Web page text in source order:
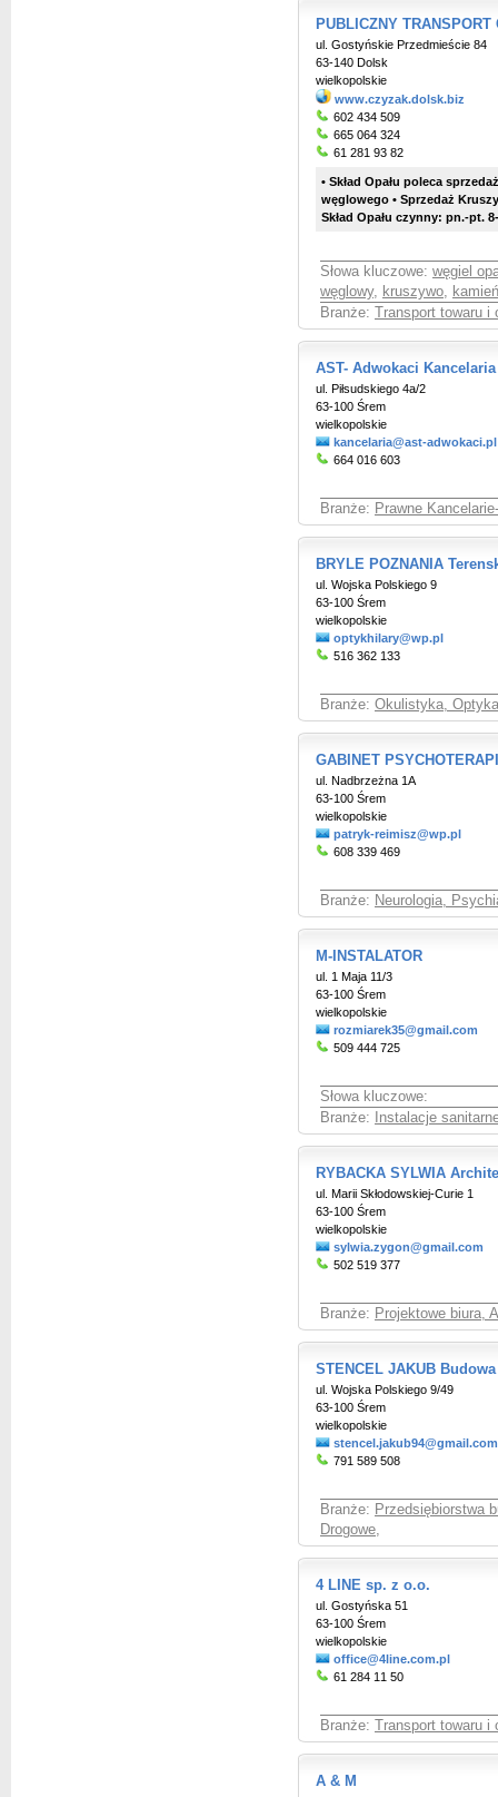
PUBLICZNY
ul. Gostyńskie Przedmieście 84
63-140 Dolsk
wielkopolskie
www.czyzak.dolsk.biz
602 434 509
665 064 324
61 281 93 82
• Skład Opału poleca
węglowego • Sprzedaż
Skład Opału czynny: pn.-pt.
Słowa kluczowe: węgiel
węglowy, kruszywo, kamień
Branże:
Transport towaru
AST- Adwokaci
ul. Piłsudskiego 4a/2
63-100 Śrem
wielkopolskie
kancelaria@ast-adwokaci.pl
664 016 603
Branże: Prawne
BRYLE POZNANIA
ul. Wojska Polskiego 9
63-100 Śrem
wielkopolskie
optykhilary@wp.pl
516 362 133
Branże: Okulistyka,
GABINET
ul. Nadbrzeżna 1A
63-100 Śrem
wielkopolskie
patryk-reimisz@wp.pl
608 339 469
Branże: Neurologia,
M-INSTALATOR
ul. 1 Maja 11/3
63-100 Śrem
wielkopolskie
rozmiarek35@gmail.com
509 444 725
Słowa kluczowe:
Branże:
Instalacje
RYBACKA SYLWIA
ul. Marii Skłodowskiej-Curie 1
63-100 Śrem
wielkopolskie
sylwia.zygon@gmail.com
502 519 377
Branże: Projektowe biura,
STENCEL JAKUB
ul. Wojska Polskiego 9/49
63-100 Śrem
wielkopolskie
stencel.jakub94@gmail.com
791 589 508
Branże: Przedsiębiorstwa
Drogowe,
4 LINE sp. z o.o.
ul. Gostyńska 51
63-100 Śrem
wielkopolskie
office@4line.com.pl
61 284 11 50
Branże: Transport towaru
A & M